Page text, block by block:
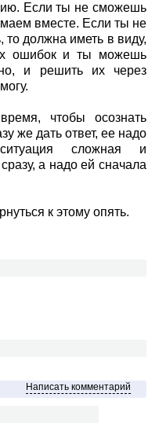
Если ты не сможешь
вместе. Если ты не
должна иметь в виду,
ошибок и ты можешь
и решить их через
чтобы осознать
же дать ответ, ее надо
сложная и
а надо ей сначала
к этому опять.
Написать комментарий